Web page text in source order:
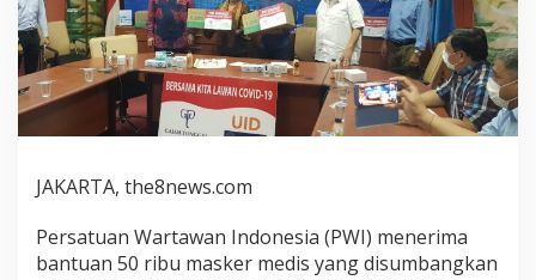
JAKARTA, the8news.com
Persatuan Wartawan Indonesia (PWI) menerima
bantuan 50 ribu masker medis yang disumbangkan